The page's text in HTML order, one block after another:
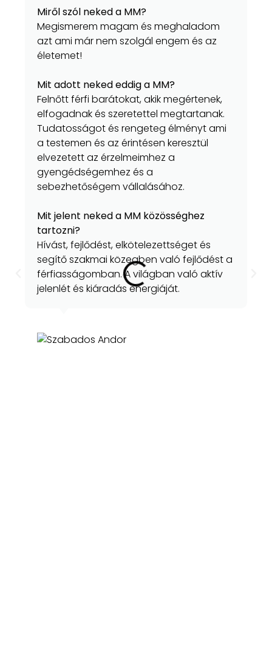
Miről szól neked a MM?
Megismerem magam és meghaladom
azt ami már nem szolgál engem és az
életemet!
Mit adott neked eddig a MM?
Felnőtt férfi barátokat, akik megértenek,
elfogadnak és szeretettel megtartanak.
Tudatosságot és rengeteg élményt ami
a testemen és az érintésen keresztül
elvezetett az érzelmeimhez a
gyengédségemhez és a
sebezhetőségem vállalásához.
Mit jelent neked a MM közösséghez
tartozni?
Hívást, fejlődést, elkötelezettséget és
segítő szakmai közegben való fejlődést a
férfiasságomban. A világban való aktív
jelenlét és kiáradás energiáját.